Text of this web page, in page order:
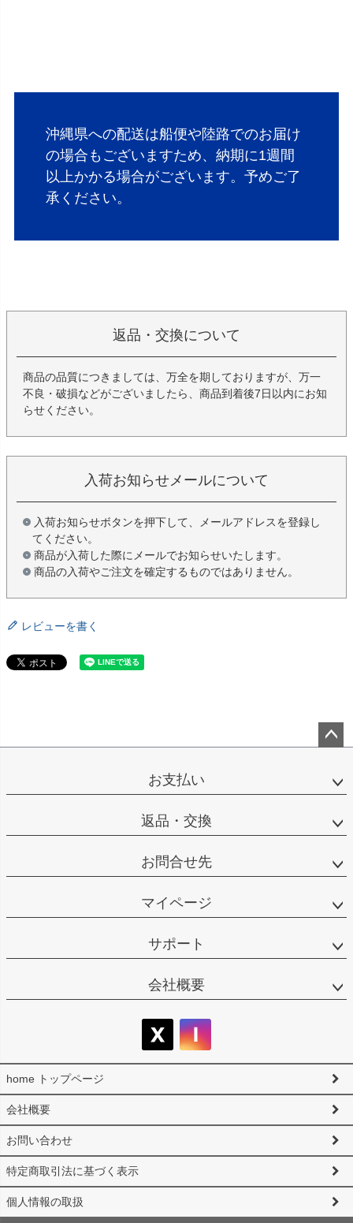
沖縄県への配送は船便や陸路でのお届け
の場合もございますため、納期に1週間
以上かかる場合がございます。予めご了
承ください。
返品・交換について
商品の品質につきましては、万全を期しておりますが、万一
不良・破損などがございましたら、商品到着後7日以内にお知
らせください。
入荷お知らせメールについて
入荷お知らせボタンを押下して、メールアドレスを登録し
てください。
商品が入荷した際にメールでお知らせいたします。
商品の入荷やご注文を確定するものではありません。
レビューを書く
ップ
お支払い
返品・交換
お問合せ先
マイページ
サポート
会社概要
home トップページ
会社概要
お問い合わせ
特定商取引法に基づく表示
個人情報の取扱